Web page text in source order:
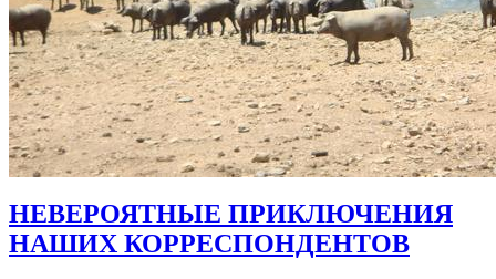
НЕВЕРОЯТНЫЕ ПРИКЛЮЧЕНИЯ
НАШИХ КОРРЕСПОНДЕНТОВ